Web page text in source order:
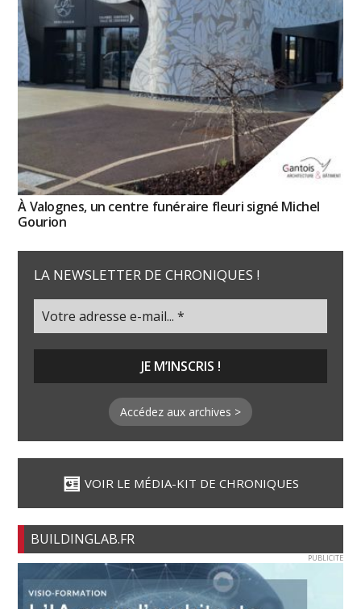
À Valognes, un centre funéraire fleuri signé Michel
Gourion
LA NEWSLETTER DE CHRONIQUES !
Accédez aux archives >
VOIR LE MÉDIA-KIT DE CHRONIQUES
BUILDINGLAB.FR
PUBLICITE